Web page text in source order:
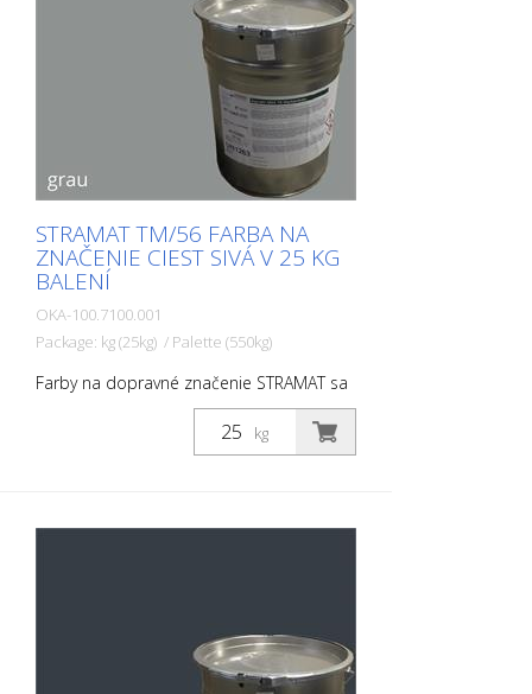
STRAMAT TM/56 FARBA NA
ZNAČENIE CIEST SIVÁ V 25 KG
BALENÍ
OKA-100.7100.001
Package: kg (25kg) / Palette (550kg)
Farby na dopravné značenie STRAMAT sa
používajú najmä na asfaltové alebo
betónové povrchy, na okrajové a stredové
čiary, parkovacie miesta, dopravné
kg